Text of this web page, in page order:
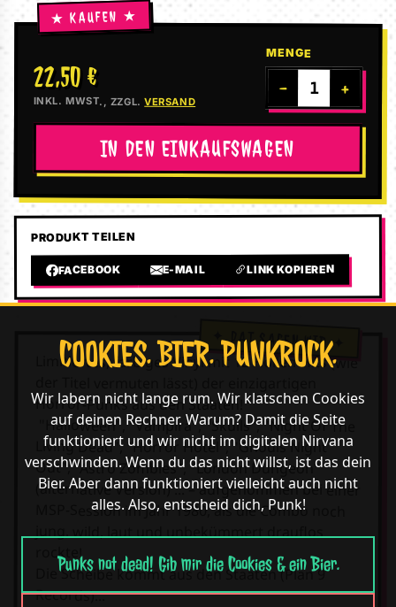
22,50 €
INKL. MWST., ZZGL.VERSAND
MENGE
− +
IN DEN EINKAUFSWAGEN
PRODUKT TEILEN
FACEBOOK E-MAIL LINK KOPIEREN
Limitiertes, farbiges Vinyl mit 12 Höllen-Hits (wie
Horror-Punks aus den Staaten!
"Halloween", "Vampira", "Skulls", "Night Of The
Living Dead", "Horror Hotel", "Ghouls Night
Out", "Astro Zombies", "London Dungeon"
(alternative Version) ... – aufgenommen bei einer
MSP-Session im Jahr 1980, als die Combo noch
jung, wild, laut und unbekümmert drauflos
rockte!
Die Scheibe kommt aus den Staaten (Plan 9
Records)...
COOKIES. BIER. PUNKROCK.
Wir labern nicht lange rum. Wir klatschen Cookies
auf deinen Rechner. Warum? Damit die Seite
funktioniert und wir nicht im digitalen Nirvana
verschwinden. Wenn du das nicht willst, ist das dein
Bier. Aber dann funktioniert vielleicht auch nicht
alles. Also, entscheid dich, Punk!
Punks not dead! Gib mir die Cookies & ein Bier.